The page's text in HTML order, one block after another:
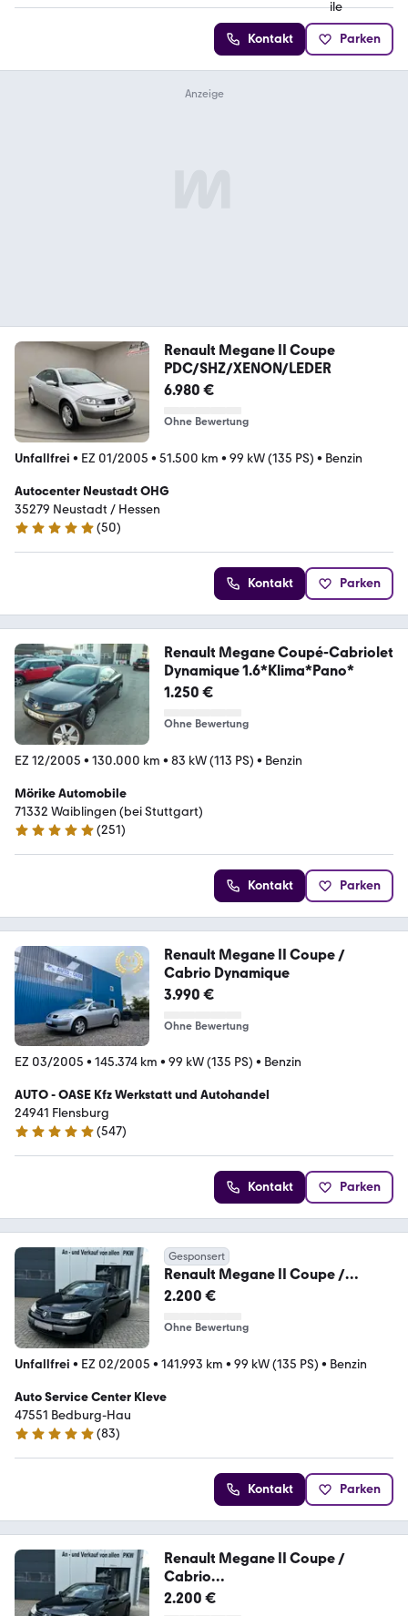
Kontakt Parken
Renault Megane II Coupe
PDC/SHZ/XENON/LEDER
6.980 €
Ohne Bewertung
Unfallfrei • EZ 01/2005 • 51.500 km • 99 kW (135 PS) • Benzin
Autocenter Neustadt OHG
35279 Neustadt / Hessen
4.9 Sterne
(50)
Kontakt Parken
Renault Megane Coupé-Cabriolet
Dynamique 1.6*Klima*Pano*
1.250 €
Ohne Bewertung
EZ 12/2005 • 130.000 km • 83 kW (113 PS) • Benzin
Mörike Automobile
71332 Waiblingen (bei Stuttgart)
4.8 Sterne
(251)
Kontakt Parken
Renault Megane II Coupe /
Cabrio Dynamique
3.990 €
Ohne Bewertung
EZ 03/2005 • 145.374 km • 99 kW (135 PS) • Benzin
AUTO - OASE Kfz Werkstatt und Autohandel
24941 Flensburg
4.9 Sterne
(547)
Kontakt Parken
Gesponsert
Renault Megane II Coupe /
Cabrio
2.200 €
Ohne Bewertung
Unfallfrei • EZ 02/2005 • 141.993 km • 99 kW (135 PS) • Benzin
Auto Service Center Kleve
47551 Bedburg-Hau
4.8 Sterne
(83)
Kontakt Parken
Renault Megane II Coupe /
Cabrio
Dynamique*PDC*SHZ*LEDER
2.200 €